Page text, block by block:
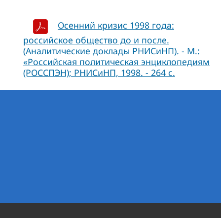
Осенний кризис 1998 года:
российское общество до и после.
(Аналитические доклады РНИСиНП). - М.:
«Российская политическая энциклопедиям
(РОССПЭН); РНИСиНП, 1998. - 264 с.